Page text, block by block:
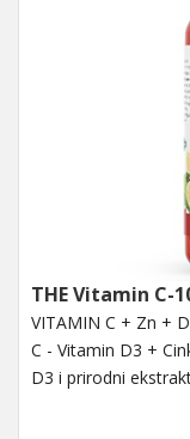
THE Vitamin C-
VITAMIN C + Zn +
C - Vitamin D3 +
D3 i prirodni